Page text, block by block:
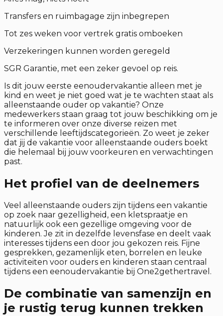
Transfers en ruimbagage zijn inbegrepen
Tot zes weken voor vertrek gratis omboeken
Verzekeringen kunnen worden geregeld
SGR Garantie, met een zeker gevoel op reis.
Is dit jouw eerste eenoudervakantie alleen met je
kind en weet je niet goed wat je te wachten staat als
alleenstaande ouder op vakantie? Onze
medewerkers staan graag tot jouw beschikking om je
te informeren over onze diverse reizen met
verschillende leeftijdscategorieën. Zo weet je zeker
dat jij de vakantie voor alleenstaande ouders boekt
die helemaal bij jouw voorkeuren en verwachtingen
past.
Het profiel van de deelnemers
Veel alleenstaande ouders zijn tijdens een vakantie
op zoek naar gezelligheid, een kletspraatje en
natuurlijk ook een gezellige omgeving voor de
kinderen. Je zit in dezelfde levensfase en deelt vaak
interesses tijdens een door jou gekozen reis. Fijne
gesprekken, gezamenlijk eten, borrelen en leuke
activiteiten voor ouders en kinderen staan centraal
tijdens een eenoudervakantie bij One2gethertravel.
De combinatie van samenzijn en
je rustig terug kunnen trekken